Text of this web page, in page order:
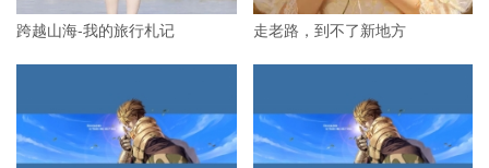
跨越山海-我的旅行札记 走老路，到不了新地方